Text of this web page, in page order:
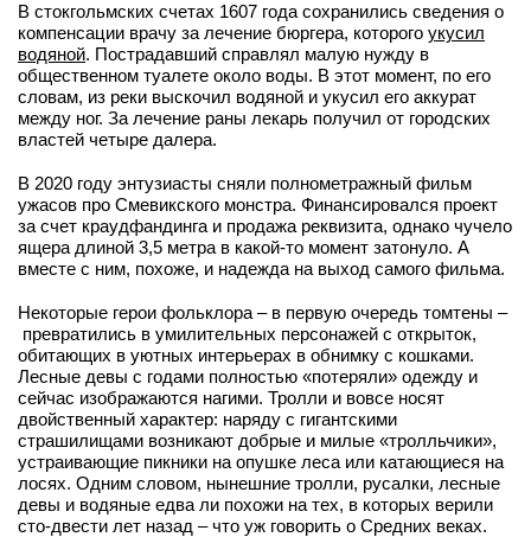
В стокгольмских счетах 1607 года сохранились сведения о
компенсации врачу за лечение бюргера, которого укусил
водяной. Пострадавший справлял малую нужду в
общественном туалете около воды. В этот момент, по его
словам, из реки выскочил водяной и укусил его аккурат
между ног. За лечение раны лекарь получил от городских
властей четыре далера.
В 2020 году энтузиасты сняли полнометражный фильм
ужасов про Смевикского монстра. Финансировался проект
за счет краудфандинга и продажа реквизита, однако чучело
ящера длиной 3,5 метра в какой-то момент затонуло. А
вместе с ним, похоже, и надежда на выход самого фильма.
Некоторые герои фольклора – в первую очередь томтены –
превратились в умилительных персонажей с открыток,
обитающих в уютных интерьерах в обнимку с кошками.
Лесные девы с годами полностью «потеряли» одежду и
сейчас изображаются нагими. Тролли и вовсе носят
двойственный характер: наряду с гигантскими
страшилищами возникают добрые и милые «тролльчики»,
устраивающие пикники на опушке леса или катающиеся на
лосях. Одним словом, нынешние тролли, русалки, лесные
девы и водяные едва ли похожи на тех, в которых верили
сто-двести лет назад – что уж говорить о Средних веках.